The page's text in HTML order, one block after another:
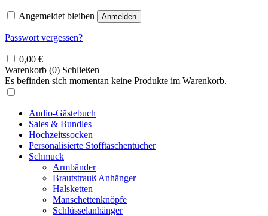
Angemeldet bleiben Anmelden
Passwort vergessen?
0,00 €
Warenkorb (0) Schließen
Es befinden sich momentan keine Produkte im Warenkorb.
Audio-Gästebuch
Sales & Bundles
Hochzeitssocken
Personalisierte Stofftaschentücher
Schmuck
Armbänder
Brautstrauß Anhänger
Halsketten
Manschettenknöpfe
Schlüsselanhänger